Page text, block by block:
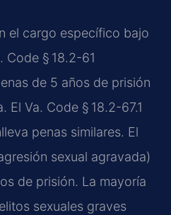
el cargo específico bajo
Code § 18.2-61
de 5 años de prisión
El Va. Code § 18.2-67.1
penas similares. El
sexual agravada)
de prisión. La mayoría
sexuales graves